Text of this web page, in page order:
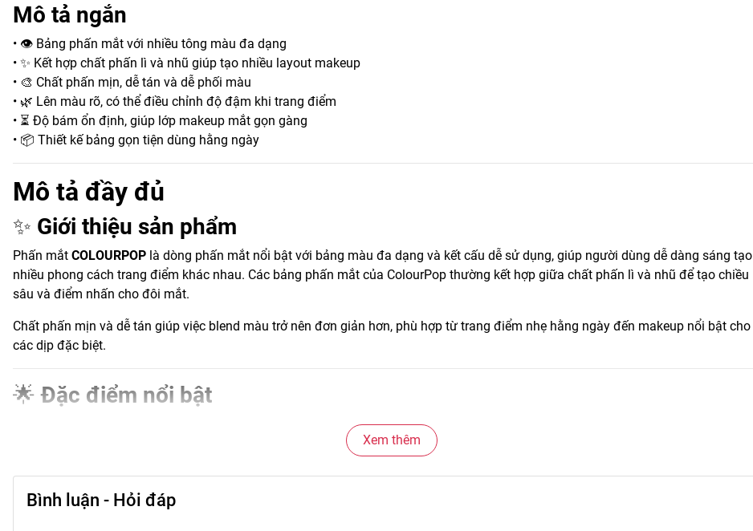
Mô tả ngắn
• 👁️ Bảng phấn mắt với nhiều tông màu đa dạng
• ✨ Kết hợp chất phấn lì và nhũ giúp tạo nhiều layout makeup
• 🎨 Chất phấn mịn, dễ tán và dễ phối màu
• 🌿 Lên màu rõ, có thể điều chỉnh độ đậm khi trang điểm
• ⏳ Độ bám ổn định, giúp lớp makeup mắt gọn gàng
• 📦 Thiết kế bảng gọn tiện dùng hằng ngày
Mô tả đầy đủ
✨ Giới thiệu sản phẩm
Phấn mắt COLOURPOP là dòng phấn mắt nổi bật với bảng màu đa dạng và kết cấu dễ sử dụng, giúp người dùng dễ dàng sáng tạo
nhiều phong cách trang điểm khác nhau. Các bảng phấn mắt của ColourPop thường kết hợp giữa chất phấn lì và nhũ để tạo chiều
sâu và điểm nhấn cho đôi mắt.
Chất phấn mịn và dễ tán giúp việc blend màu trở nên đơn giản hơn, phù hợp từ trang điểm nhẹ hằng ngày đến makeup nổi bật cho
các dịp đặc biệt.
🌟Đặc điểm nổi bật
• Lên màu rõ và dễ điều chỉnh độ đậm.
• Thiết kế bảng tiện sử dụng và mang theo.
Xem thêm
Bình luận - Hỏi đáp